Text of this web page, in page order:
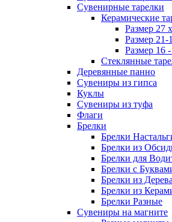
Сувенирные тарелки
Керамические
Размер 27
Размер 21-
Размер 16
Стеклянные
Деревянные панно
Сувениры из гипса
Куклы
Сувениры из туфа
Флаги
Брелки
Брелки
Брелки из
Брелки для
Брелки с
Брелки из Дерева
Брелки из
Брелки Разные
Сувениры на магните